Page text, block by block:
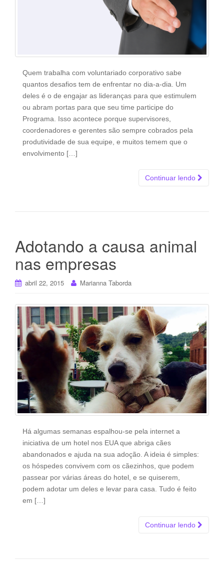
Quem trabalha com voluntariado corporativo sabe
quantos desafios tem de enfrentar no dia-a-dia. Um
deles é o de engajar as lideranças para que estimulem
ou abram portas para que seu time participe do
Programa. Isso acontece porque supervisores,
coordenadores e gerentes são sempre cobrados pela
produtividade de sua equipe, e muitos temem que o
envolvimento […]
Continuar lendo
Adotando a causa animal
nas empresas
abril 22, 2015 Marianna Taborda
Há algumas semanas espalhou-se pela internet a
iniciativa de um hotel nos EUA que abriga cães
abandonados e ajuda na sua adoção. A ideia é simples:
os hóspedes convivem com os cãezinhos, que podem
passear por várias áreas do hotel, e se quiserem,
podem adotar um deles e levar para casa. Tudo é feito
em […]
Continuar lendo